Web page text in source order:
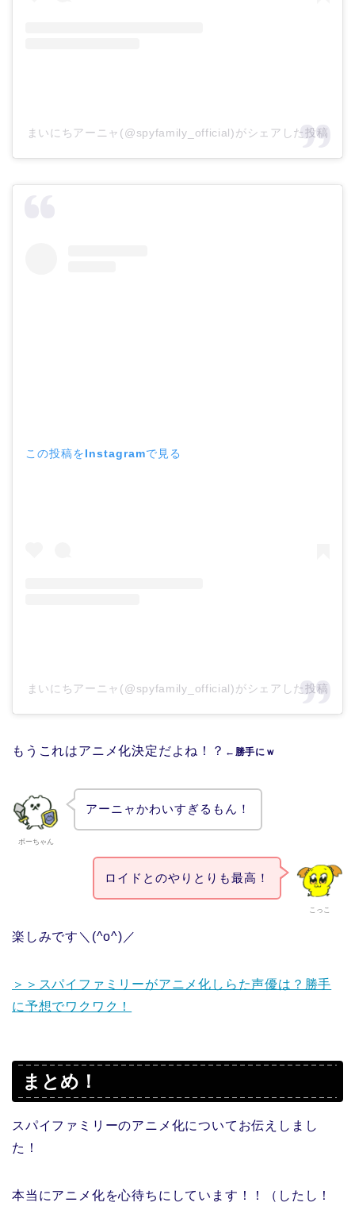
まいにちアーニャ(@spyfamily_official)がシェアした投稿
この投稿をInstagramで見る
まいにちアーニャ(@spyfamily_official)がシェアした投稿
もうこれはアニメ化決定だよね！？ ←勝手にｗ
ボーちゃん
アーニャかわいすぎるもん！
こっこ
ロイドとのやりとりも最高！
楽しみです＼(^o^)／
＞＞スパイファミリーがアニメ化しらた声優は？勝手
に予想でワクワク！
まとめ！
スパイファミリーのアニメ化についてお伝えしまし
た！
本当にアニメ化を心待ちにしています！！（したし！